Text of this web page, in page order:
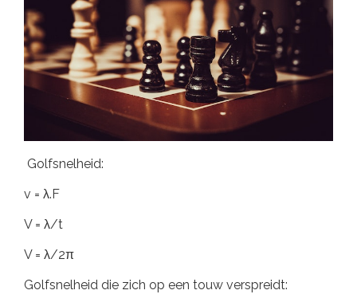
Golfsnelheid:
v = λ.F
V = λ/t
V = λ/2π
Golfsnelheid die zich op een touw verspreidt: